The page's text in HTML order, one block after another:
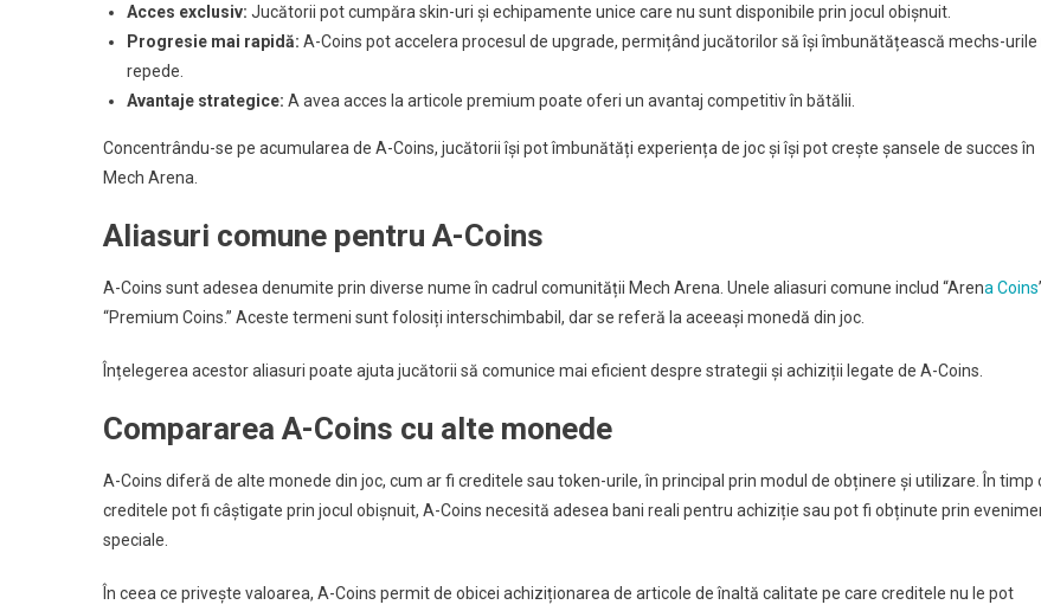
Acces exclusiv: Jucătorii pot cumpăra skin-uri și echipamente unice care nu sunt disponibile prin jocul obișnuit.
Progresie mai rapidă: A-Coins pot accelera procesul de upgrade, permițând jucătorilor să își îmbunătățească mechs-urile
repede.
Avantaje strategice: A avea acces la articole premium poate oferi un avantaj competitiv în bătălii.
Concentrându-se pe acumularea de A-Coins, jucătorii își pot îmbunătăți experiența de joc și își pot crește șansele de succes în
Mech Arena.
Aliasuri comune pentru A-Coins
A-Coins sunt adesea denumite prin diverse nume în cadrul comunității Mech Arena. Unele aliasuri comune includ “Arena Coins
“Premium Coins.” Aceste termeni sunt folosiți interschimbabil, dar se referă la aceeași monedă din joc.
Înțelegerea acestor aliasuri poate ajuta jucătorii să comunice mai eficient despre strategii și achiziții legate de A-Coins.
Compararea A-Coins cu alte monede
A-Coins diferă de alte monede din joc, cum ar fi creditele sau token-urile, în principal prin modul de obținere și utilizare. În timp
creditele pot fi câștigate prin jocul obișnuit, A-Coins necesită adesea bani reali pentru achiziție sau pot fi obținute prin
speciale.
În ceea ce privește valoarea, A-Coins permit de obicei achiziționarea de articole de înaltă calitate pe care creditele nu le pot